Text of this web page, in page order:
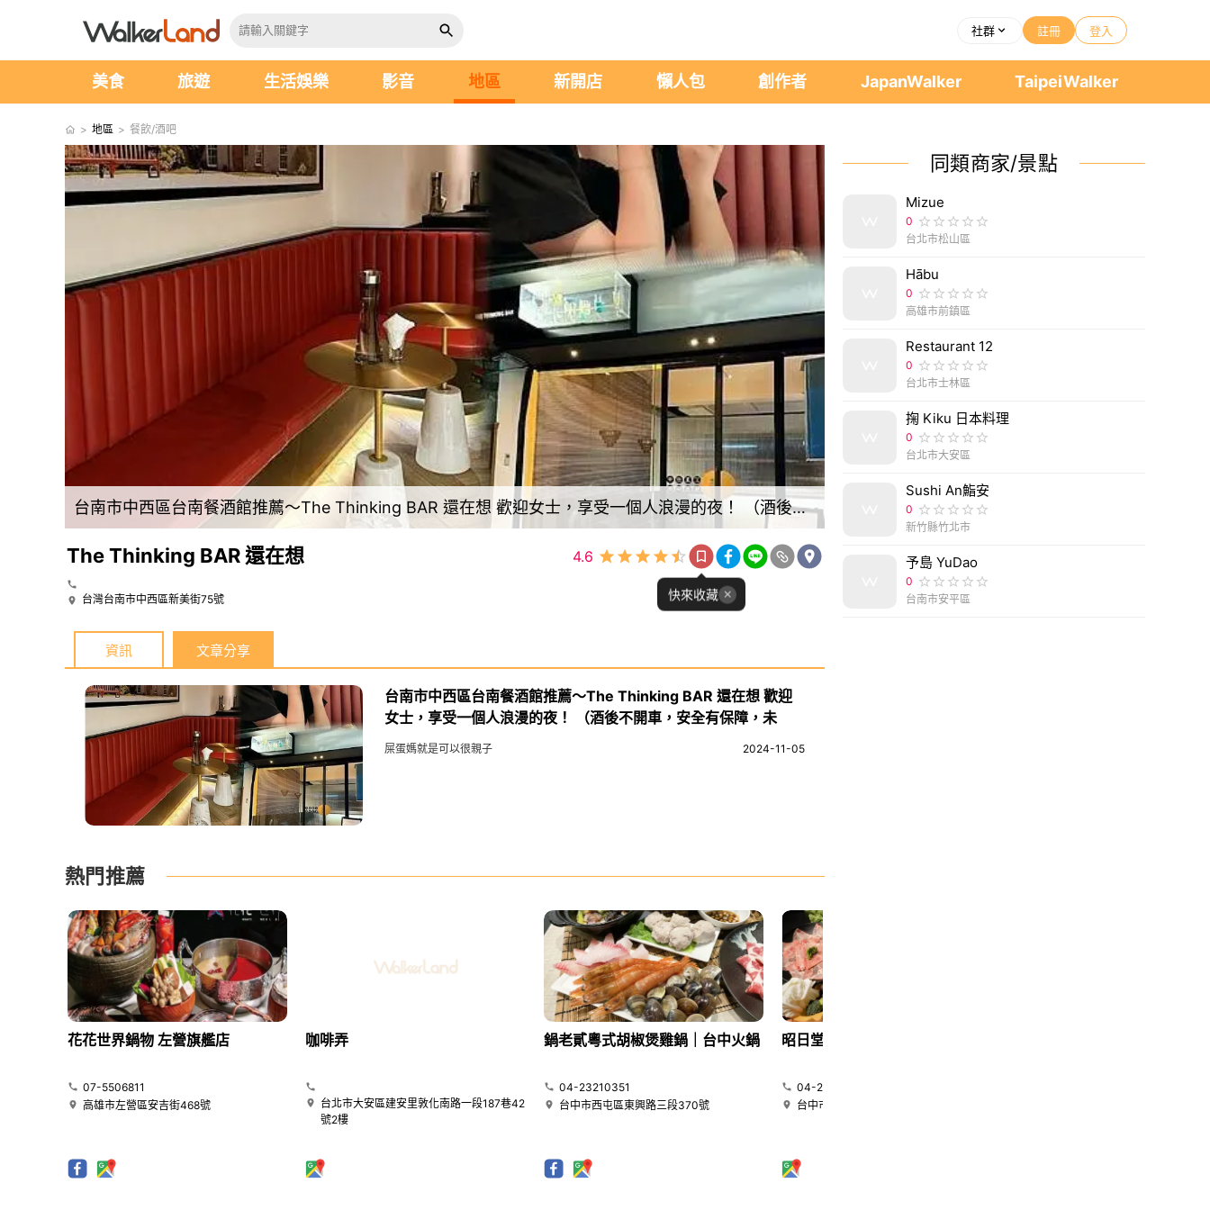
社群 註冊 登入
美食 旅遊 生活娛樂 影音 地區 新開店 懶人包 創作者 JapanWalker TaipeiWalker
> 地區 > 餐飲/酒吧
台南市中西區台南餐酒館推薦～The Thinking BAR 還在想 歡迎女士，享受一個人浪漫的夜！ （酒後不開車，安全有保障，未
The Thinking BAR 還在想
台灣台南市中西區新美街75號
4.6
快來收藏
資訊 文章分享
台南市中西區台南餐酒館推薦～The Thinking BAR 還在想 歡迎
女士，享受一個人浪漫的夜！ （酒後不開車，安全有保障，未
屎蛋媽就是可以很親子 2024-11-05
熱門推薦
花花世界鍋物 左營旗艦店
07-5506811
高雄市左營區安吉街468號
咖啡弄
台北市大安區建安里敦化南路一段187巷42
號2樓
鍋老貳粵式胡椒煲雞鍋｜台中火鍋
04-23210351
台中市西屯區東興路三段370號
昭日堂鍋煮｜台中火鍋
04-22580269
台中市南屯區大墩十一街345號
同類商家/景點
Mizue
0
台北市松山區
Hābu
0
高雄市前鎮區
Restaurant 12
0
台北市士林區
掬 Kiku 日本料理
0
台北市大安區
Sushi An鮨安
0
新竹縣竹北市
予島 YuDao
0
台南市安平區